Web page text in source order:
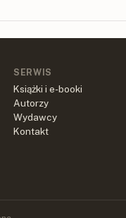
SERWIS
Książki i e-booki
Autorzy
Wydawcy
Kontakt